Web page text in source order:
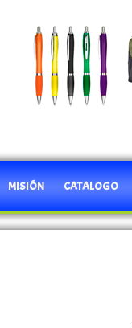
MISIÓN CATALOGO